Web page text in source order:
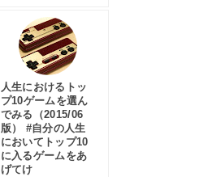
人生におけるトッ
プ10ゲームを選ん
でみる（2015/06
版） #自分の人生
においてトップ10
に入るゲームをあ
げてけ